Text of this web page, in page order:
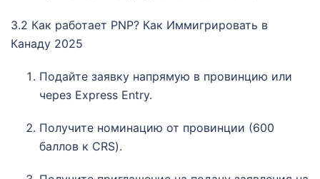
3.2 Как работает PNP? Как Иммигрировать в
Канаду 2025
Подайте заявку напрямую в провинцию или
через Express Entry.
Получите номинацию от провинции (600
баллов к CRS).